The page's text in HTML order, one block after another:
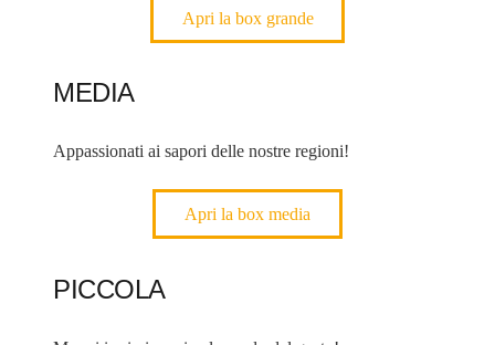
Apri la box grande
MEDIA
Appassionati ai sapori delle nostre regioni!
Apri la box media
PICCOLA